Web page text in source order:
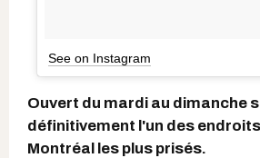
See on Instagram
Ouvert du mardi au dimanche
définitivement l'un des
Montréal les plus prisés.